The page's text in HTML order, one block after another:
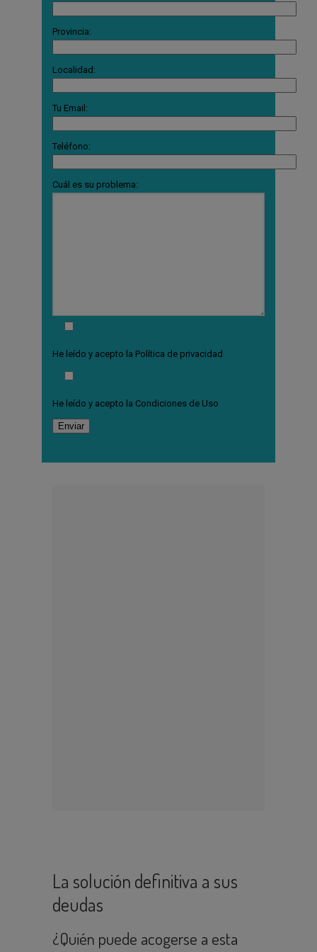
Provincia:
Localidad:
Tu Email:
Teléfono:
Cuál es su problema:
He leído y acepto la Política de privacidad
He leído y acepto la Condiciones de Uso
La solución definitiva a sus
deudas
¿Quién puede acogerse a esta